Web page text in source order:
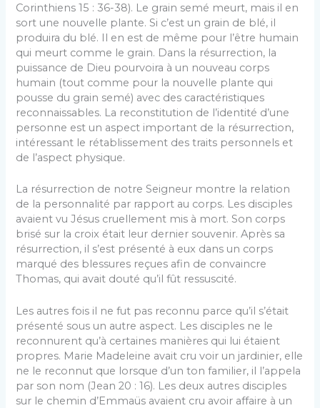
Corinthiens 15 : 36-38). Le grain semé meurt, mais il en
sort une nouvelle plante. Si c’est un grain de blé, il
produira du blé. Il en est de même pour l’être humain
qui meurt comme le grain. Dans la résurrection, la
puissance de Dieu pourvoira à un nouveau corps
humain (tout comme pour la nouvelle plante qui
pousse du grain semé) avec des caractéristiques
reconnaissables. La reconstitution de l’identité d’une
personne est un aspect important de la résurrection,
intéressant le rétablissement des traits personnels et
de l’aspect physique.
La résurrection de notre Seigneur montre la relation
de la personnalité par rapport au corps. Les disciples
avaient vu Jésus cruellement mis à mort. Son corps
brisé sur la croix était leur dernier souvenir. Après sa
résurrection, il s’est présenté à eux dans un corps
marqué des blessures reçues afin de convaincre
Thomas, qui avait douté qu’il fût ressuscité.
Les autres fois il ne fut pas reconnu parce qu’il s’était
présenté sous un autre aspect. Les disciples ne le
reconnurent qu’à certaines manières qui lui étaient
propres. Marie Madeleine avait cru voir un jardinier, elle
ne le reconnut que lorsque d’un ton familier, il l’appela
par son nom (Jean 20 : 16). Les deux autres disciples
sur le chemin d’Emmaüs avaient cru avoir affaire à un